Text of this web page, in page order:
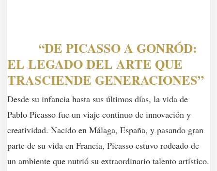
“DE PICASSO A GONRÓD:
EL LEGADO DEL ARTE QUE
TRASCIENDE GENERACIONES”
Desde su infancia hasta sus últimos días, la vida de
Pablo Picasso fue un viaje continuo de innovación y
creatividad. Nacido en Málaga, España, y pasando gran
parte de su vida en Francia, Picasso estuvo rodeado de
un ambiente que nutrió su extraordinario talento artístico.